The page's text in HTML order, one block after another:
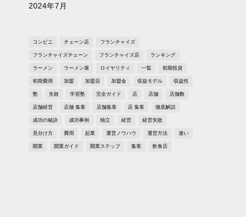
2024年7月
コンビニ チェーン店 フランチャイズ
フランチャイズチェーン フランチャイズ店 ランキング
ラーメン ラーメン屋 ロイヤリティ 一覧 初期投資
初期費用 加盟 加盟店 加盟金 収益モデル 収益性
塾 失敗 学習塾 完全ガイド 店 店舗 店舗数
店舗経営 店舗 集客 店舗集客 店 集客 徹底解説
成功の秘訣 成功事例 独立 経営 経営失敗
見分け方 費用 起業 運営ノウハウ 運営方法 違い
開業 開業ガイド 開業ステップ 集客 飲食店